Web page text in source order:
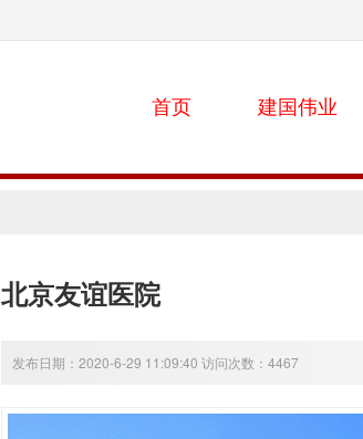
建国伟业
首页
北京友谊医院
发布日期：2020-6-29 11:09:40 访问次数：4467